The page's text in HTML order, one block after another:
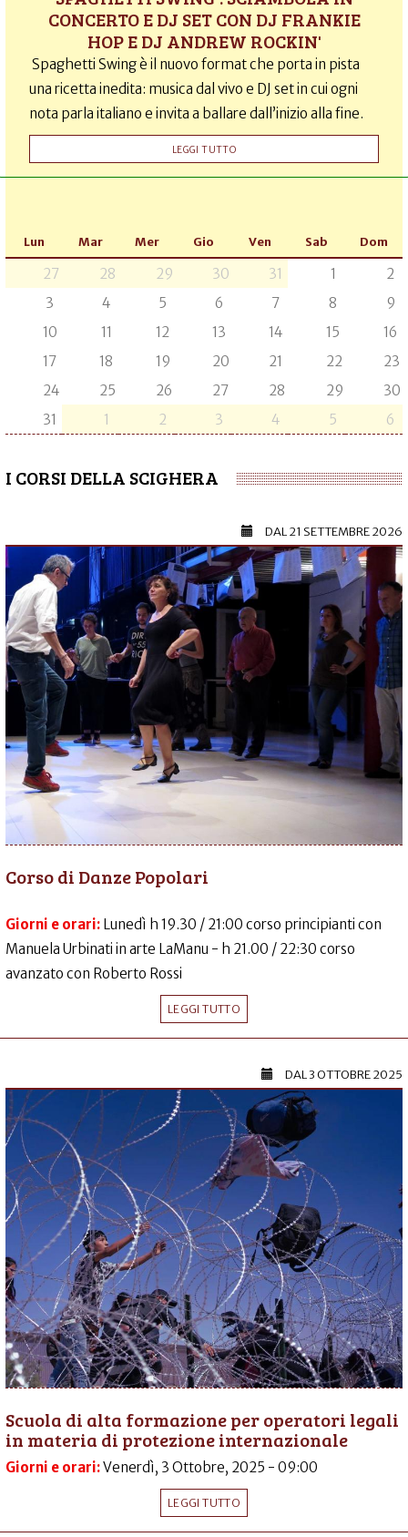
CONCERTO E DJ SET CON DJ FRANKIE
HOP E DJ ANDREW ROCKIN'
Spaghetti Swing è il nuovo format che porta in pista
una ricetta inedita: musica dal vivo e DJ set in cui ogni
nota parla italiano e invita a ballare dall’inizio alla fine.
LEGGI TUTTO
Lun Mar Mer Gio Ven Sab Dom
27 28 29 30 31 1
2
3
4 5 6 7 8
9
10
11 12 13 14 15
16
17
18 19 20 21 22
23
24
25 26 27 28 29
30
31
1 2 3 4 5 6
I CORSI DELLA SCIGHERA
DAL21 SETTEMBRE 2026
Corso di Danze Popolari
Giorni e orari: Lunedì h 19.30 / 21:00 corso principianti con
Manuela Urbinati in arte LaManu - h 21.00 / 22:30 corso
avanzato con Roberto Rossi
LEGGI TUTTO
DAL3 OTTOBRE 2025
Scuola di alta formazione per operatori legali
in materia di protezione internazionale
Giorni e orari:Venerdì, 3 Ottobre, 2025 - 09:00
LEGGI TUTTO